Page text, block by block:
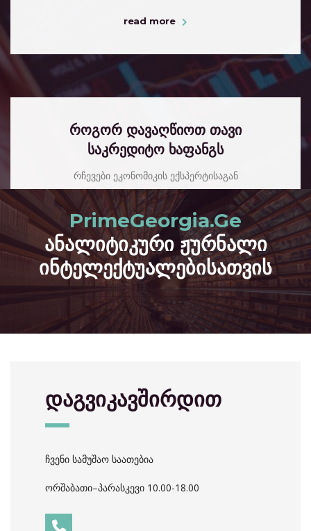
read more
როგორ დავაღწიოთ თავი
საკრედიტო ხაფანგს
რჩევები ეკონომიკის ექსპერტისაგან
read more
PrimeGeorgia.Ge
ანალიტიკური ჟურნალი
ინტელექტუალებისათვის
დაგვიკავშირდით
ჩვენი სამუშაო საათებია
ორშაბათი–პარასკევი 10.00-18.00